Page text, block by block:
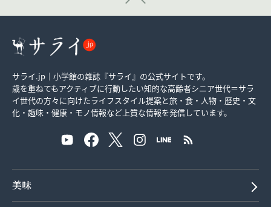
サライ.jp｜小学館の雑誌『サライ』の公式サイトです。
歳を重ねてもアクティブに行動したい知的な高齢者シニア世代＝サラ
イ世代の方々に向けたライフスタイル提案と旅・食・人物・歴史・文
化・趣味・健康・モノ情報など上質な情報を発信しています。
美味